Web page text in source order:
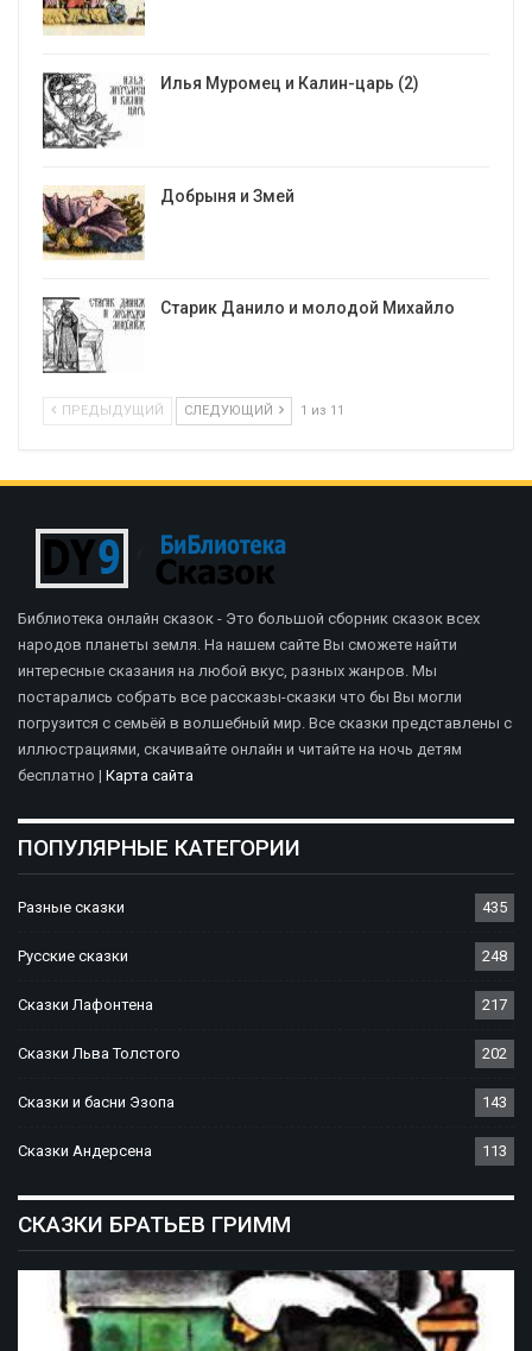
Илья Муромец и Калин-царь (2)
Добрыня и Змей
Старик Данило и молодой Михайло
ПРЕДЫДУЩИЙ СЛЕДУЮЩИЙ 1 из 11
Библиотека онлайн сказок - Это большой сборник сказок всех
народов планеты земля. На нашем сайте Вы сможете найти
интересные сказания на любой вкус, разных жанров. Мы
постарались собрать все рассказы-сказки что бы Вы могли
погрузится с семьёй в волшебный мир. Все сказки представлены с
иллюстрациями, скачивайте онлайн и читайте на ночь детям
бесплатно | Карта сайта
ПОПУЛЯРНЫЕ КАТЕГОРИИ
Разные сказки 435
Русские сказки 248
Сказки Лафонтена 217
Сказки Льва Толстого 202
Сказки и басни Эзопа 143
Сказки Андерсена 113
СКАЗКИ БРАТЬЕВ ГРИММ